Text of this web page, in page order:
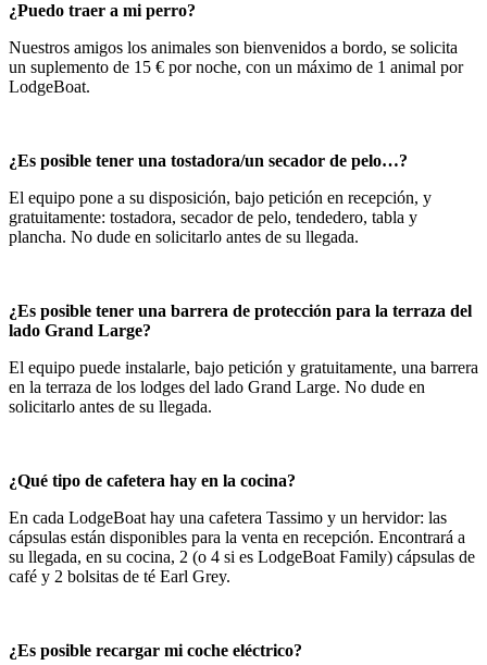
¿Puedo traer a mi perro?
Nuestros amigos los animales son bienvenidos a bordo, se solicita
un suplemento de 15 € por noche, con un máximo de 1 animal por
LodgeBoat.
¿Es posible tener una tostadora/un secador de pelo…?
El equipo pone a su disposición, bajo petición en recepción, y
gratuitamente: tostadora, secador de pelo, tendedero, tabla y
plancha. No dude en solicitarlo antes de su llegada.
¿Es posible tener una barrera de protección para la terraza del
lado Grand Large?
El equipo puede instalarle, bajo petición y gratuitamente, una barrera
en la terraza de los lodges del lado Grand Large. No dude en
solicitarlo antes de su llegada.
¿Qué tipo de cafetera hay en la cocina?
En cada LodgeBoat hay una cafetera Tassimo y un hervidor: las
cápsulas están disponibles para la venta en recepción. Encontrará a
su llegada, en su cocina, 2 (o 4 si es LodgeBoat Family) cápsulas de
café y 2 bolsitas de té Earl Grey.
¿Es posible recargar mi coche eléctrico?